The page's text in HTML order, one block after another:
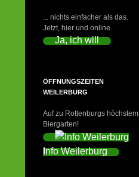
... nichts einfacher als das.
Jetzt, hier und online.
Ja, ich will
ÖFFNUNGSZEITEN
WEILERBURG
Auf zu Rottenburgs höchstem
Biergarten!
Info Weilerburg